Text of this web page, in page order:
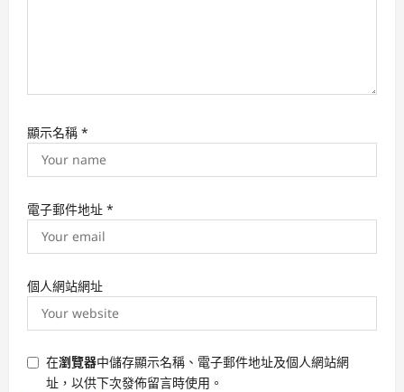
顯示名稱 *
電子郵件地址 *
個人網站網址
在瀏覽器中儲存顯示名稱、電子郵件地址及個人網站網
址，以供下次發佈留言時使用。